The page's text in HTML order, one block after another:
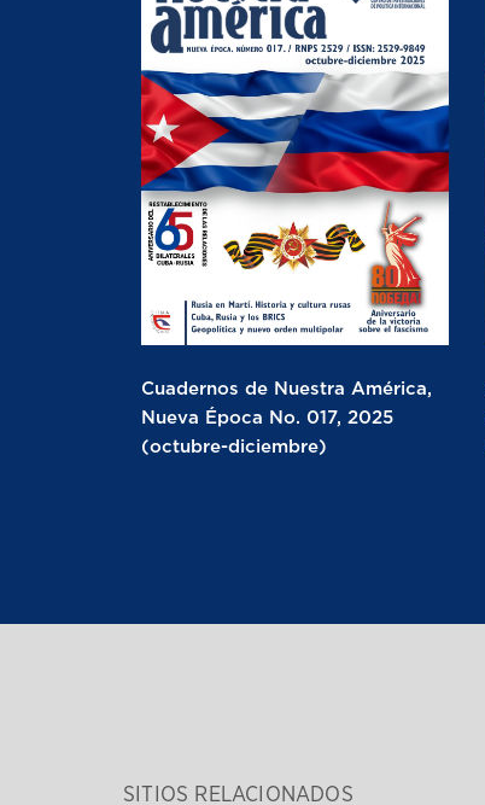
Cuadernos de Nuestra América,
Nueva Época No. 017, 2025
(octubre-diciembre)
SITIOS RELACIONADOS